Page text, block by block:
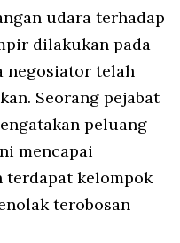
udara terhadap
dilakukan pada
negosiator telah
Seorang pejabat
peluang
mencapai
terdapat kelompok
terobosan